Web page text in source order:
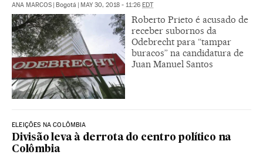
ANA MARCOS | Bogotá | MAY 30, 2018 - 11:26 EDT
Roberto Prieto é acusado de
receber subornos da
Odebrecht para “tampar
buracos” na candidatura de
Juan Manuel Santos
ELEIÇÕES NA COLÔMBIA
Divisão leva à derrota do centro político na
Colômbia